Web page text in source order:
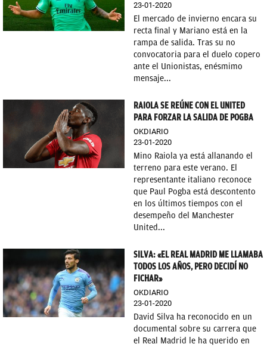
23-01-2020
El mercado de invierno encara su
recta final y Mariano está en la
rampa de salida. Tras su no
convocatoria para el duelo copero
ante el Unionistas, enésmimo
mensaje...
RAIOLA SE REÚNE CON EL UNITED
PARA FORZAR LA SALIDA DE POGBA
OKDIARIO
23-01-2020
Mino Raiola ya está allanando el
terreno para este verano. El
representante italiano reconoce
que Paul Pogba está descontento
en los últimos tiempos con el
desempeño del Manchester
United...
SILVA: «EL REAL MADRID ME LLAMABA
TODOS LOS AÑOS, PERO DECIDÍ NO
FICHAR»
OKDIARIO
23-01-2020
David Silva ha reconocido en un
documental sobre su carrera que
el Real Madrid le ha querido en